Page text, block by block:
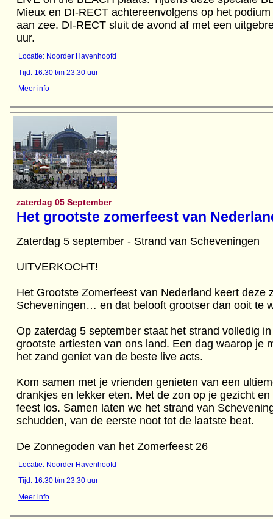
Mieux en DI-RECT achtereenvolgens op het
aan zee. DI-RECT sluit de avond af met een
uur.
Locatie: Noorder Havenhoofd
Tijd: 16:30 t/m 23:30 uur
Meer info
zaterdag 05 September
Het grootste zomerfeest van
Zaterdag 5 september - Strand van Scheveningen
UITVERKOCHT!
Het Grootste Zomerfeest van Nederland keert deze
Scheveningen… en dat belooft grootser dan ooit te
Op zaterdag 5 september staat het strand volledig
grootste artiesten van ons land. Een dag waarop je
het zand geniet van de beste live acts.
Kom samen met je vrienden genieten van een
drankjes en lekker eten. Met de zon op je gezicht
feest los. Samen laten we het strand van
schudden, van de eerste noot tot de laatste beat.
De Zonnegoden van het Zomerfeest 26
Locatie: Noorder Havenhoofd
Tijd: 16:30 t/m 23:30 uur
Meer info